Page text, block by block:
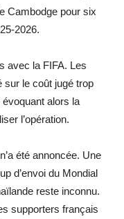
Cambodge pour six
2026.
avec la FIFA. Les
sur le coût jugé trop
alors la
l’opération.
été annoncée. Une
d’envoi du Mondial
reste inconnu.
supporters français